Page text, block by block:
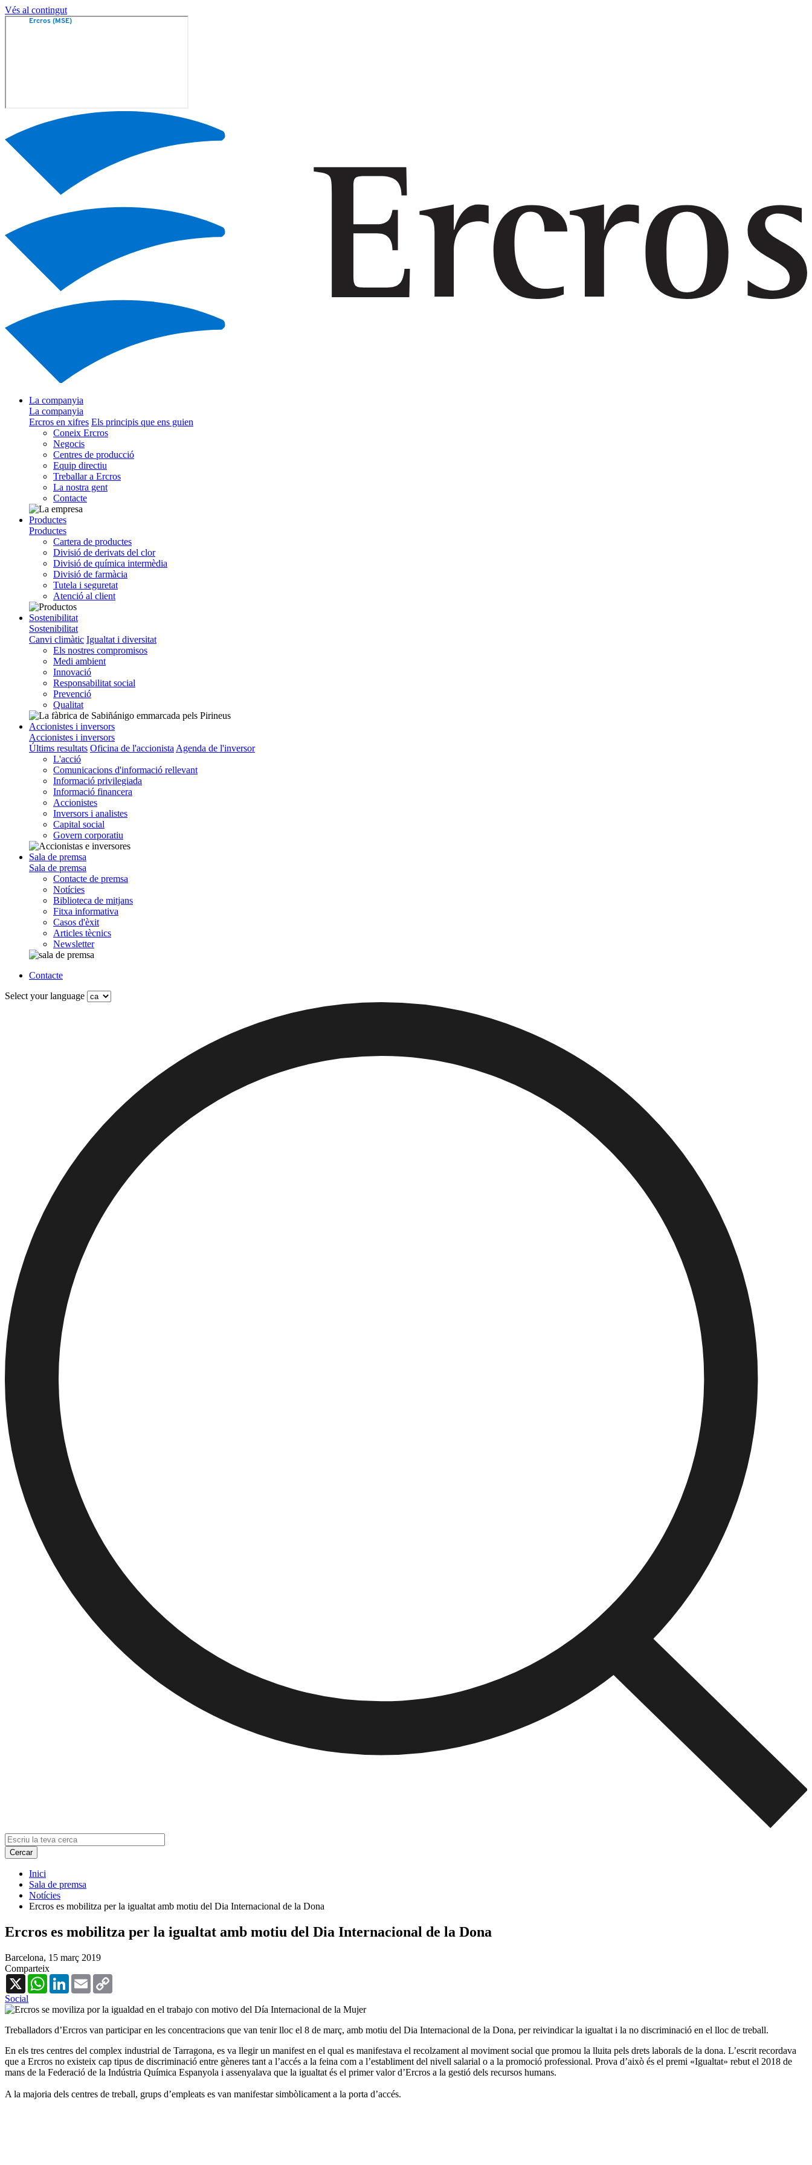
Vés al contingut
La companyia
La companyia
Ercros en xifres Els principis que ens guien
Coneix Ercros
Negocis
Centres de producció
Equip directiu
Treballar a Ercros
La nostra gent
Contacte
Productes
Productes
Cartera de productes
Divisió de derivats del clor
Divisió de química intermèdia
Divisió de farmàcia
Tutela i seguretat
Atenció al client
Sostenibilitat
Sostenibilitat
Canvi climàtic Igualtat i diversitat
Els nostres compromisos
Medi ambient
Innovació
Responsabilitat social
Prevenció
Qualitat
Accionistes i inversors
Accionistes i inversors
Últims resultats Oficina de l'accionista Agenda de l'inversor
L'acció
Comunicacions d'informació rellevant
Informació privilegiada
Informació financera
Accionistes
Inversors i analistes
Capital social
Govern corporatiu
Sala de premsa
Sala de premsa
Contacte de premsa
Notícies
Biblioteca de mitjans
Fitxa informativa
Casos d'èxit
Articles tècnics
Newsletter
Contacte
Select your language
Inici
Sala de premsa
Notícies
Ercros es mobilitza per la igualtat amb motiu del Dia Internacional de la Dona
Ercros es mobilitza per la igualtat amb motiu del Dia Internacional de la Dona
Barcelona, 15 març 2019
Comparteix
X
WhatsAppLinkedInEmail
Social
Treballadors d’Ercros van participar en les concentracions que van tenir lloc el 8 de març, amb motiu del Dia Internacional de la Dona, per reivindicar la igualtat i la no discriminació en el lloc de treball.
En els tres centres del complex industrial de Tarragona, es va llegir un manifest en el qual es manifestava el recolzament al moviment social que promou la lluita pels drets laborals de la dona. L’escrit recordava
que a Ercros no existeix cap tipus de discriminació entre gèneres tant a l’accés a la feina com a l’establiment del nivell salarial o a la promoció professional. Prova d’això és el premi «Igualtat» rebut el 2018 de
mans de la Federació de la Indústria Química Espanyola i assenyalava que la igualtat és el primer valor d’Ercros a la gestió dels recursos humans.
A la majoria dels centres de treball, grups d’empleats es van manifestar simbòlicament a la porta d’accés.